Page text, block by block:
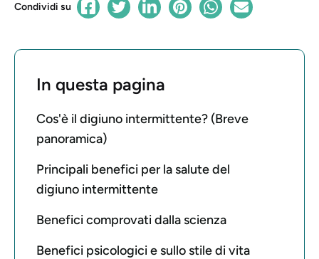
Condividi su
In questa pagina
Cos'è il digiuno intermittente? (Breve
panoramica)
Principali benefici per la salute del
digiuno intermittente
Benefici comprovati dalla scienza
Benefici psicologici e sullo stile di vita